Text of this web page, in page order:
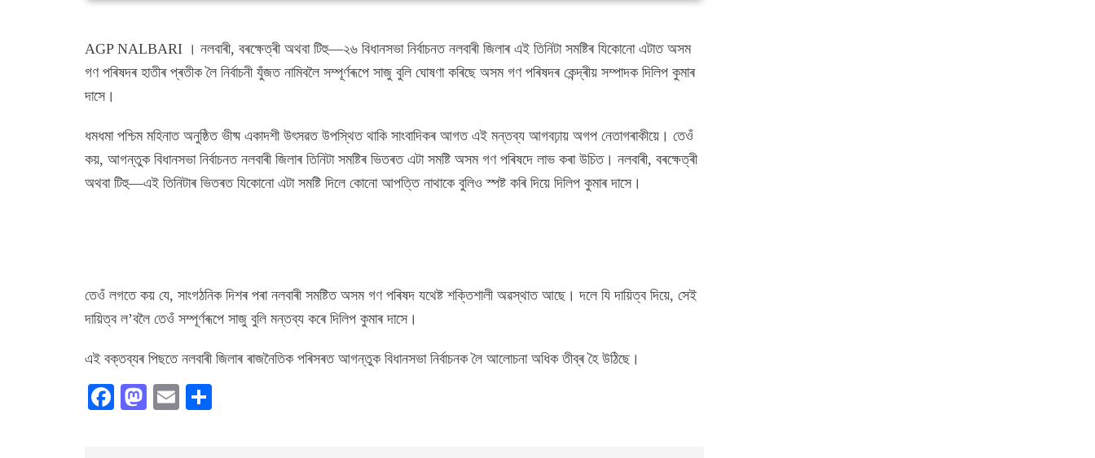
AGP NALBARI । নলবাৰী, বৰক্ষেত্ৰী অথবা টিহু—২৬ বিধানসভা নিৰ্বাচনত নলবাৰী জিলাৰ এই তিনিটা সমষ্টিৰ যিকোনো এটাত অসম
গণ পৰিষদৰ হাতীৰ প্ৰতীক লৈ নিৰ্বাচনী যুঁজত নামিবলৈ সম্পূৰ্ণৰূপে সাজু বুলি ঘোষণা কৰিছে অসম গণ পৰিষদৰ কেন্দ্ৰীয় সম্পাদক দিলিপ কুমাৰ
দাসে।
ধমধমা পশ্চিম মহিনাত অনুষ্ঠিত ভীষ্ম একাদশী উৎসৱত উপস্থিত থাকি সাংবাদিকৰ আগত এই মন্তব্য আগবঢ়ায় অগপ নেতাগৰাকীয়ে। তেওঁ
কয়, আগন্তুক বিধানসভা নিৰ্বাচনত নলবাৰী জিলাৰ তিনিটা সমষ্টিৰ ভিতৰত এটা সমষ্টি অসম গণ পৰিষদে লাভ কৰা উচিত। নলবাৰী, বৰক্ষেত্ৰী
অথবা টিহু—এই তিনিটাৰ ভিতৰত যিকোনো এটা সমষ্টি দিলে কোনো আপত্তি নাথাকে বুলিও স্পষ্ট কৰি দিয়ে দিলিপ কুমাৰ দাসে।
তেওঁ লগতে কয় যে, সাংগঠনিক দিশৰ পৰা নলবাৰী সমষ্টিত অসম গণ পৰিষদ যথেষ্ট শক্তিশালী অৱস্থাত আছে। দলে যি দায়িত্ব দিয়ে, সেই
দায়িত্ব ল’বলৈ তেওঁ সম্পূৰ্ণৰূপে সাজু বুলি মন্তব্য কৰে দিলিপ কুমাৰ দাসে।
এই বক্তব্যৰ পিছতে নলবাৰী জিলাৰ ৰাজনৈতিক পৰিসৰত আগন্তুক বিধানসভা নিৰ্বাচনক লৈ আলোচনা অধিক তীব্ৰ হৈ উঠিছে।
Facebook
Mastodon
Email